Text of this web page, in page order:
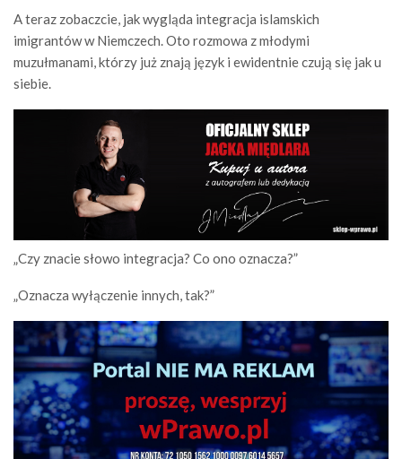
A teraz zobaczcie, jak wygląda integracja islamskich
imigrantów w Niemczech. Oto rozmowa z młodymi
muzułmanami, którzy już znają język i ewidentnie czują się jak u
siebie.
„Czy znacie słowo integracja? Co ono oznacza?”
„Oznacza wyłączenie innych, tak?”